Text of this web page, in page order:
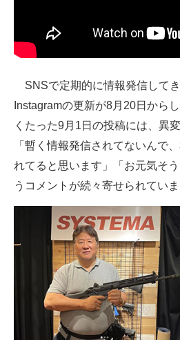
ITエンジニア向け専門サイト
IT製品の技術・比較・事例
製造業のIT導入・活用を支援
モノづくり技術者専門サイト
エレクトロニクス専門サイト
電子設計の基本と応用
エネルギーの専門メディア
建設×テクノロジーの最前線
ちょっと気になるネットの話題
SNSで定期的に情報発信してき
Instagramの更新が8月20日から
くたった9月1日の投稿には、異
「暫く情報発信されてないんで
れてると思います」「お元気そ
うコメントが続々寄せられていま